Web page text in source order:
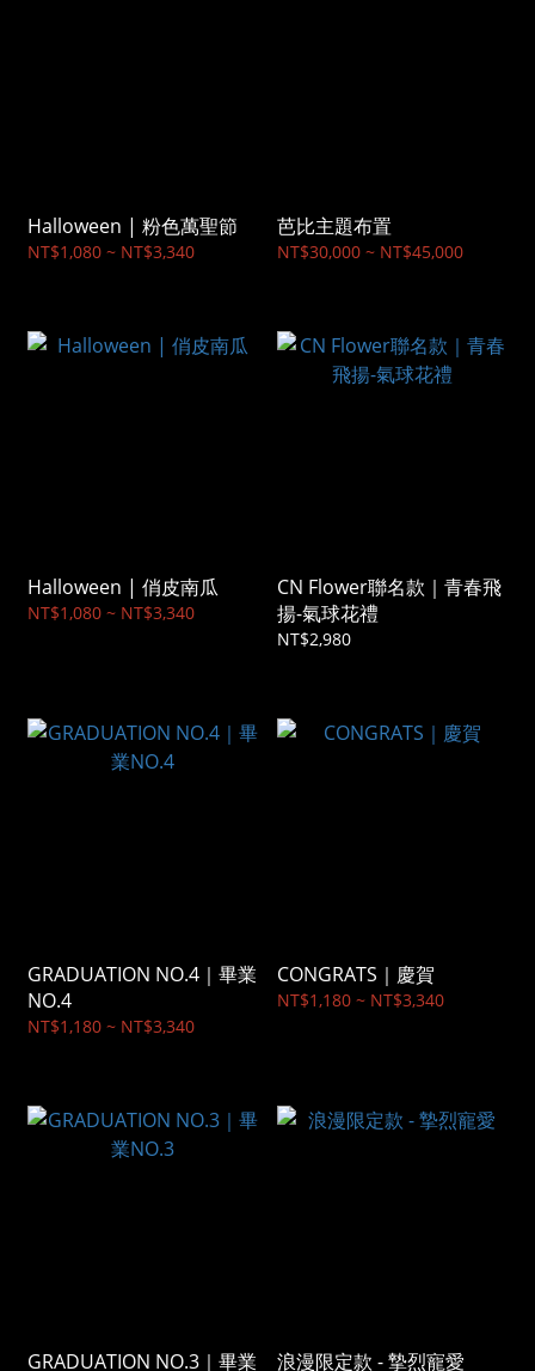
Halloween | 粉色萬聖節
NT$1,080 ~ NT$3,340
芭比主題布置
NT$30,000 ~ NT$45,000
Halloween | 俏皮南瓜
NT$1,080 ~ NT$3,340
CN Flower聯名款｜青春飛
揚-氣球花禮
NT$2,980
GRADUATION NO.4｜畢業
NO.4
NT$1,180 ~ NT$3,340
CONGRATS｜慶賀
NT$1,180 ~ NT$3,340
GRADUATION NO.3｜畢業 浪漫限定款 - 摯烈寵愛